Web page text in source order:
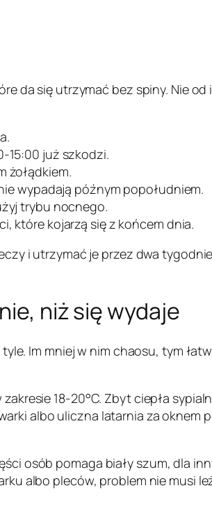
da się utrzymać bez spiny. Nie
15:00 już szkodzi.
żołądkiem.
wypadają późnym popołudniem.
trybu nocnego.
które kojarzą się z końcem dnia.
i utrzymać je przez dwa
niż się wydaje
Im mniej w nim chaosu, tym
18-20°C. Zbyt ciepła
albo uliczna latarnia za oknem
osób pomaga biały szum, dla
albo pleców, problem nie musi